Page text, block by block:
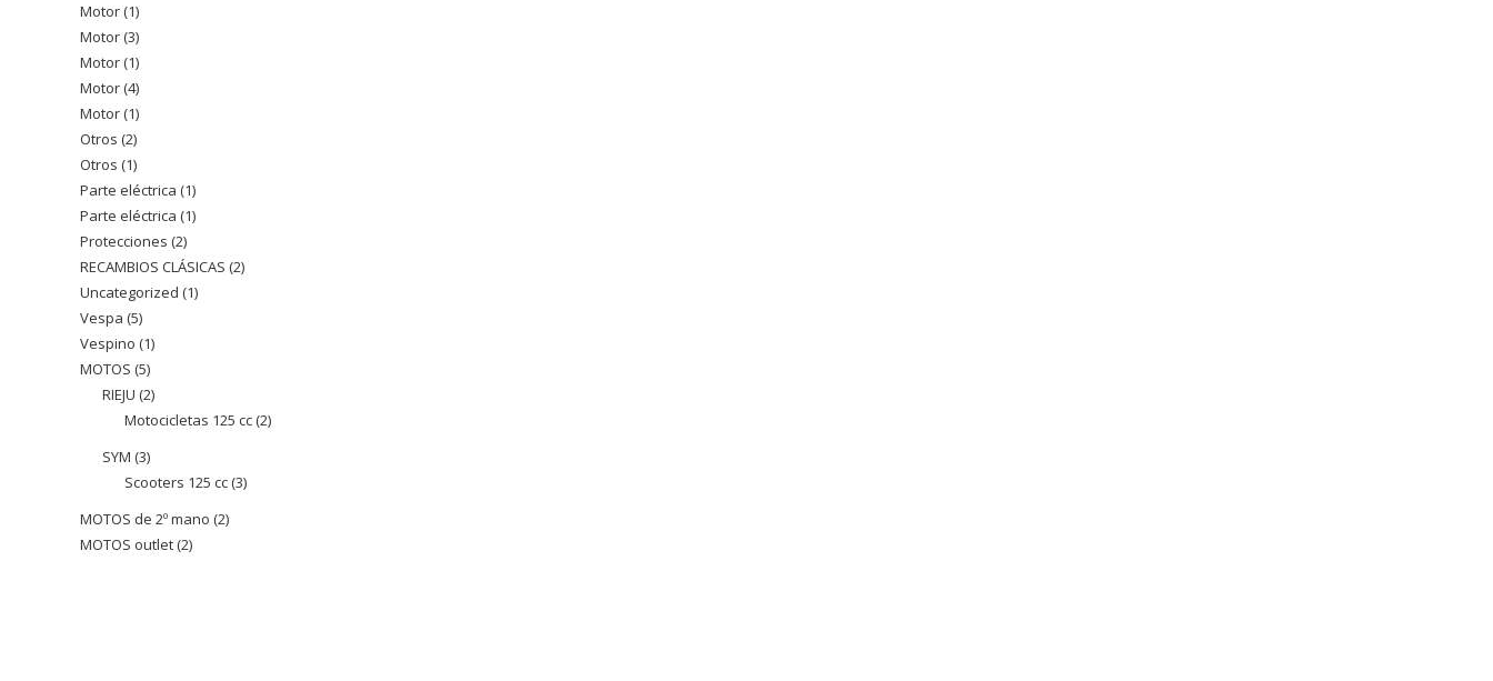
productos
Motor 11
producto
Motor 33
productos
Motor 11
producto
Motor 44
productos
Motor 11
producto
Otros 22
productos
Otros 11
producto
Parte eléctrica 11
producto
Parte eléctrica 11
Protecciones 22
productos
RECAMBIOS CLÁSICAS 22
Uncategorized 11
Vespa 55
productos
Vespino 11
MOTOS 55
productos
RIEJU 22
productos
Motocicletas 125 cc 22
SYM 33
productos
Scooters 125 cc 33
MOTOS de 2º mano 22
MOTOS outlet 22